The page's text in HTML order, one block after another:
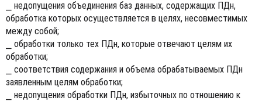
⎯ недопущения объединения баз данных, содержащих ПДн,
обработка которых осуществляется в целях, несовместимых
между собой;
⎯ обработки только тех ПДн, которые отвечают целям их
обработки;
⎯ соответствия содержания и объема обрабатываемых ПДн
заявленным целям обработки;
⎯ недопущения обработки ПДн, избыточных по отношению к